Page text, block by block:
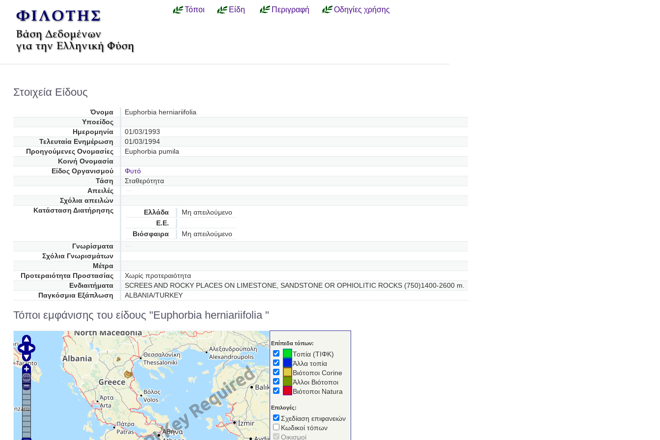
Τόποι Είδη Περιγραφή Οδηγίες χρήσης
Στοιχεία Είδους
Όνομα
Euphorbia herniariifolia
Υποείδος
Ημερομηνία
01/03/1993
Τελευταία Ενημέρωση
01/03/1994
Προηγούμενες Oνομασίες
Euphorbia pumila
Κοινή Ονομασία
Είδος Οργανισμού
Φυτό
Τάση
Σταθερότητα
Απειλές
Σχόλια απειλών
Κατάσταση Διατήρησης
Ελλάδα
Μη απειλούμενο
Ε.Ε.
Βιόσφαιρα
Μη απειλούμενο
Γνωρίσματα
Σχόλια Γνωρισμάτων
Μέτρα
Προτεραιότητα Προστασίας
Χωρίς προτεραιότητα
Ενδιαιτήματα
SCREES AND ROCKY PLACES ON LIMESTONE, SANDSTONE OR OPHIOLITIC ROCKS (750)1400-2600 m.
Παγκόσμια Εξάπλωση
ALBANIA/TURKEY
Τόποι εμφάνισης του είδους "Euphorbia herniariifolia "
Επίπεδα τόπων:
Τοπία (ΤΙΦΚ)
Άλλα τοπία
Βιότοποι Corine
Άλλοι Βιότοποι
Βιότοποι Natura
Επιλογές:
Σχεδίαση επιφανειών
Κωδικοί τόπων
Οικισμοί